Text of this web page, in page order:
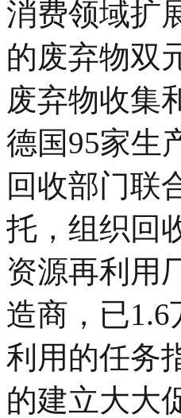
消费领域扩
的废弃物双
废弃物收集
德国95家生
回收部门联
托，组织回
资源再利用
造商，已
利用的任务
的建立大大